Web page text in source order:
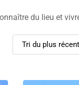
du lieu et